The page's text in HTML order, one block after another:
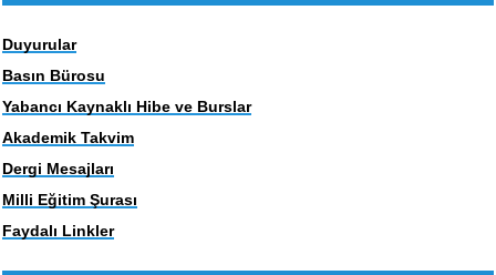
Duyurular
Basın Bürosu
Yabancı Kaynaklı Hibe ve Burslar
Akademik Takvim
Dergi Mesajları
Milli Eğitim Şurası
Faydalı Linkler